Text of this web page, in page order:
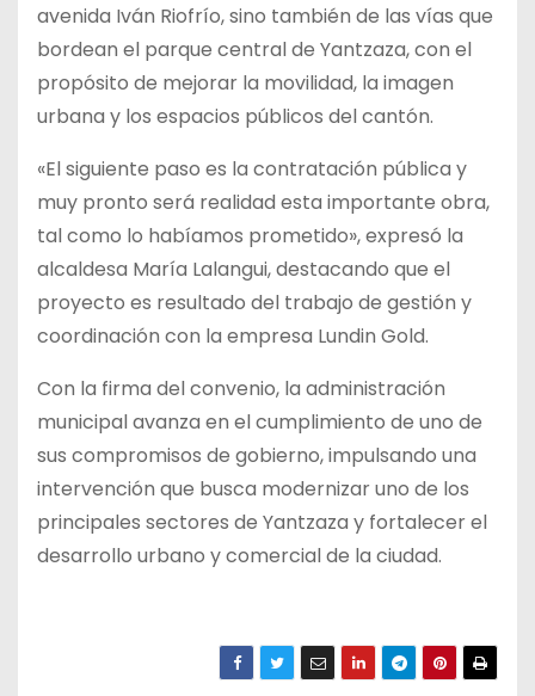
avenida Iván Riofrío, sino también de las vías que
bordean el parque central de Yantzaza, con el
propósito de mejorar la movilidad, la imagen
urbana y los espacios públicos del cantón.
«El siguiente paso es la contratación pública y
muy pronto será realidad esta importante obra,
tal como lo habíamos prometido», expresó la
alcaldesa María Lalangui, destacando que el
proyecto es resultado del trabajo de gestión y
coordinación con la empresa Lundin Gold.
Con la firma del convenio, la administración
municipal avanza en el cumplimiento de uno de
sus compromisos de gobierno, impulsando una
intervención que busca modernizar uno de los
principales sectores de Yantzaza y fortalecer el
desarrollo urbano y comercial de la ciudad.